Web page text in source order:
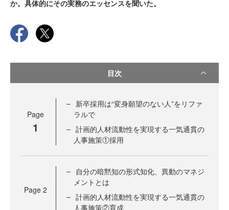
か。具体的にその実務のエッセンスを聞いた。
目次
Page
1
新卒採用は“変身願望のない人”をリファ
ラルで
計画的人材流動性を実現する一気通貫の
人事施策①採用
Page 2
自分の暗黙知の形式知化、異動のマネジ
メントとは
計画的人材流動性を実現する一気通貫の
人事施策②育成